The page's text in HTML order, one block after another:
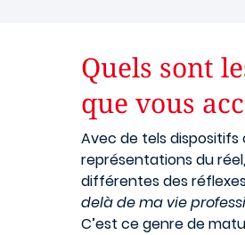
Quels sont
que vous
Avec de tels dispositifs
représentations du
différentes des
delà de ma vie
C’est ce genre de